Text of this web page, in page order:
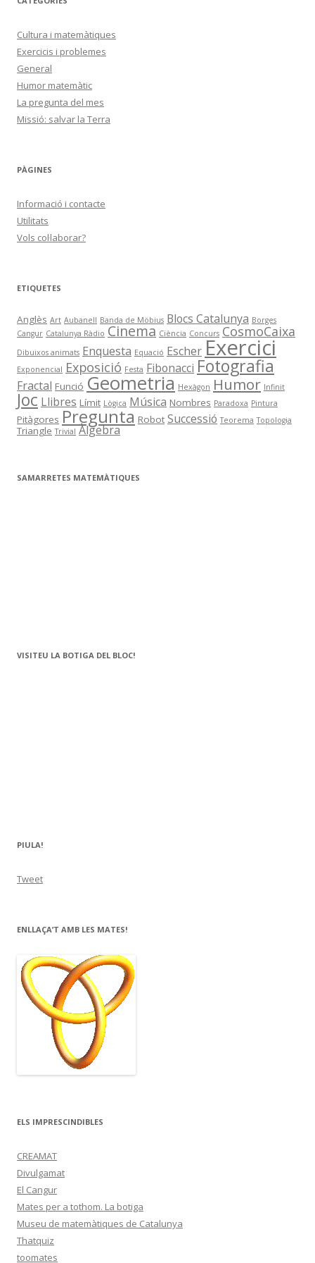
Cultura i matemàtiques
Exercicis i problemes
General
Humor matemàtic
La pregunta del mes
Missió: salvar la Terra
PÀGINES
Informació i contacte
Utilitats
Vols col·laborar?
ETIQUETES
Anglès Art Aubanell Banda de Möbius Blocs Catalunya Borges
Cangur Catalunya Ràdio Cinema Ciència Concurs CosmoCaixa
Dibuixos animats Enquesta Equació Escher Exercici
Exponencial Exposició Festa Fibonacci Fotografia
Fractal Funció Geometria Hexàgon Humor Infinit
Joc Llibres Límit Lògica Música Nombres Paradoxa Pintura
Pitàgores Pregunta Robot Successió Teorema Topologia
Triangle Trivial Àlgebra
SAMARRETES MATEMÀTIQUES
VISITEU LA BOTIGA DEL BLOC!
PIULA!
Tweet
ENLLAÇA’T AMB LES MATES!
ELS IMPRESCINDIBLES
CREAMAT
Divulgamat
El Cangur
Mates per a tothom. La botiga
Museu de matemàtiques de Catalunya
Thatquiz
toomates